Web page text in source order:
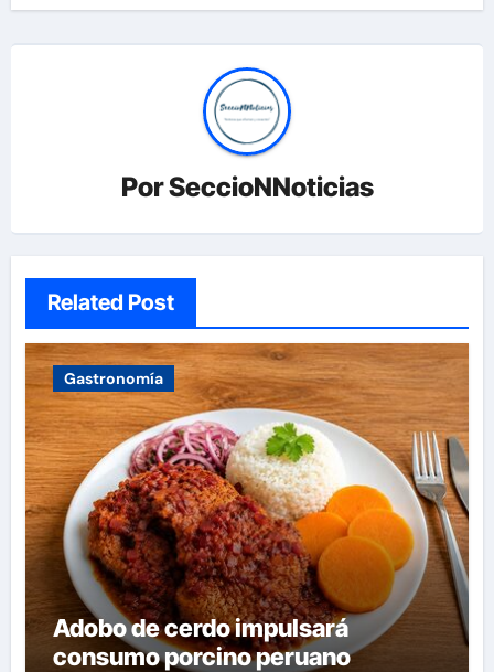
PorSeccioNNoticias
Related Post
Gastronomía
Adobo de cerdo impulsará
consumo porcino peruano